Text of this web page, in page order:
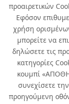
προαιρετικών
Εφόσον
χρήση
μπορείτε να
δηλώσετε τις
κατηγορίες
κουμπί
συνεχίσετε
προηγούμενη